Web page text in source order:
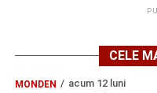
CELE
MONDEN acum 12 luni